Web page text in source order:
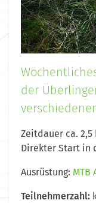
der
Zeitdauer ca.
Direkter Start in
Ausrüstung: MTB
Teilnehmerzahl: